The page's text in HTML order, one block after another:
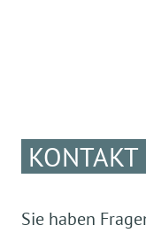
KONTAKT
Sie haben